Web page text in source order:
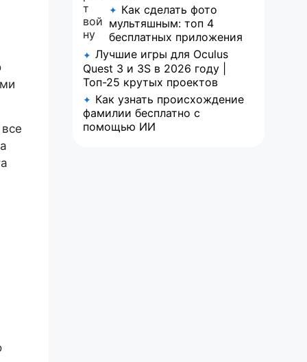
✦ Как сделать фото
мультяшным: топ 4
бесплатных приложения
✦ Лучшие игры для Oculus
Quest 3 и 3S в 2026 году |
Топ-25 крутых проектов
✦ Как узнать происхождение
фамилии бесплатно с
помощью ИИ